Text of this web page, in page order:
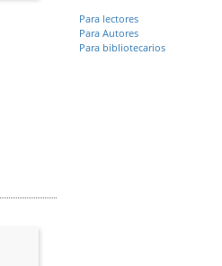
Para lectores
Para Autores
Para bibliotecarios